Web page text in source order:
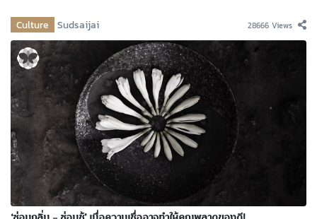
Culture Sudsaijai 28666 Views